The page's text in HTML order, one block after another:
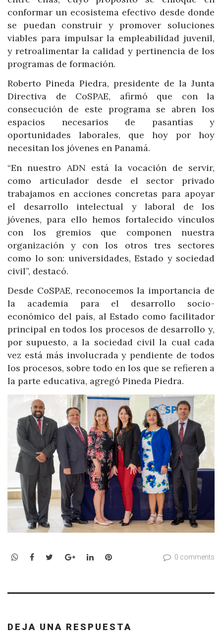
conformar un ecosistema efectivo desde donde
se puedan construir y promover soluciones
viables para impulsar la empleabilidad juvenil,
y retroalimentar la calidad y pertinencia de los
programas de formación.
Roberto Pineda Piedra, presidente de la Junta
Directiva de CoSPAE, afirmó que con la
consecución de este programa se abren los
espacios necesarios de pasantías y
oportunidades laborales, que hoy por hoy
necesitan los jóvenes en Panamá.
“En nuestro ADN está la vocación de servir,
como articulador desde el sector privado
trabajamos en acciones concretas para apoyar
el desarrollo intelectual y laboral de los
jóvenes, para ello hemos fortalecido vínculos
con los gremios que componen nuestra
organización y con los otros tres sectores
como lo son: universidades, Estado y sociedad
civil”, destacó.
Desde CoSPAE, reconocemos la importancia de
la academia para el desarrollo socio-
económico del país, al Estado como facilitador
principal en todos los procesos de desarrollo y,
por supuesto, a la sociedad civil la cual cada
vez está más involucrada y pendiente de todos
los procesos, sobre todo en los que se refieren a
la parte educativa, agregó Pineda Piedra.
WhatsApp
Facebook
TwitterGoogle+LinkedInPinterest 0 comments
DEJA UNA RESPUESTA